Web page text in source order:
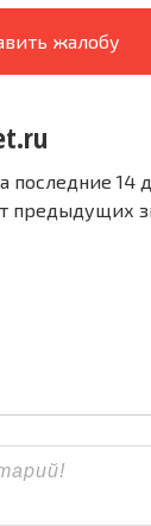
жалобу
последние 14
предыдущих